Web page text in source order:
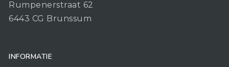
Rumpenerstraat 62
6443 CG Brunssum
INFORMATIE